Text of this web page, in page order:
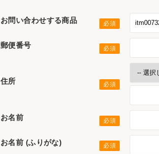
お問い合わせする商品
郵便番号
住所
お名前
お名前 (ふりがな)